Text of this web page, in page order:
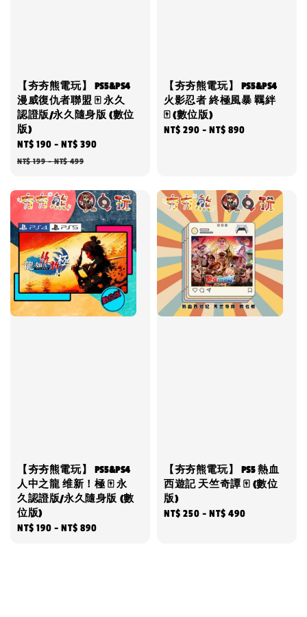
【夯夯熊電玩】 PS5&PS4
漫威復仇者聯盟 🀄 永久
認證版/永久隨身版 (數位
版)
Sale
price
NT$ 190 -NT$ 390
NT$ 199-NT$ 499
【夯夯熊電玩】 PS5&PS4
火影忍者 終極風暴 羈絆
🀄 (數位版)
Regular
NT$ 290 -NT$ 890
【夯夯熊電玩】 PS5&PS4
人中之龍 维新！極 🀄 永
久認證版/永久隨身版 (數
位版)
Regular
NT$ 190 -NT$ 890
【夯夯熊電玩】 PS5 熱血
西遊記 天竺奇譚 🀄 (數位
版)
Regular
NT$ 250 -NT$ 490